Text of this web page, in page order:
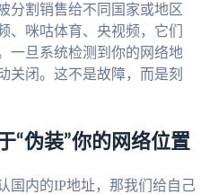
分割销售给不同国家或地区
、咪咕体育、央视频，它们
一旦系统检测到你的网络地
关闭。这不是故障，而是刻
“伪装”你的网络位置
国内的IP地址，那我们给自己